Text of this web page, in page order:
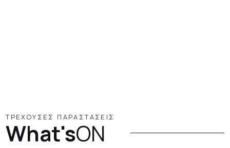
ΤΡΕΧΟΥΣΕΣ ΠΑΡΑΣΤΑΣΕΙΣ
What'sON